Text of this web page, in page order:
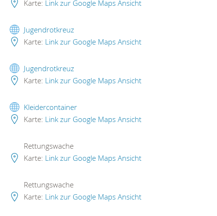
Karte: Link zur Google Maps Ansicht
Jugendrotkreuz
Karte: Link zur Google Maps Ansicht
Jugendrotkreuz
Karte: Link zur Google Maps Ansicht
Kleidercontainer
Karte: Link zur Google Maps Ansicht
Rettungswache
Karte: Link zur Google Maps Ansicht
Rettungswache
Karte: Link zur Google Maps Ansicht